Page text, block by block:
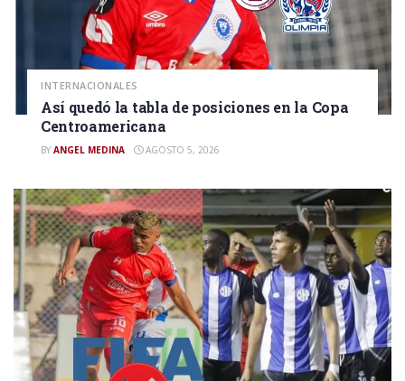
INTERNACIONALES
Así quedó la tabla de posiciones en la Copa
Centroamericana
BY ANGEL MEDINA AGOSTO 5, 2026